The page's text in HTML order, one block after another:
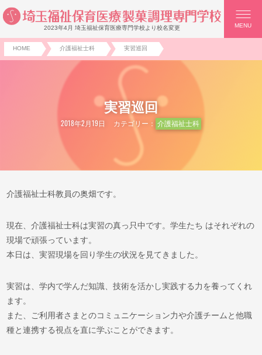
2023年4月 埼玉福祉保育医療専門学校より校名変更 MENU
HOME 介護福祉士科 実習巡回
実習巡回
2018年2月19日 カテゴリー： 介護福祉士科
介護福祉士科教員の奥畑です。
現在、介護福祉士科は実習の真っ只中です。学生たち はそれぞれの
現場で頑張っています。
本日は、実習現場を回り学生の状況を見てきました。
実習は、学内で学んだ知識、技術を活かし実践する力を養ってくれ
ます。
また、ご利用者さまとのコミュニケーション力や介護チームと他職
種と連携する視点を直に学ぶことができます。